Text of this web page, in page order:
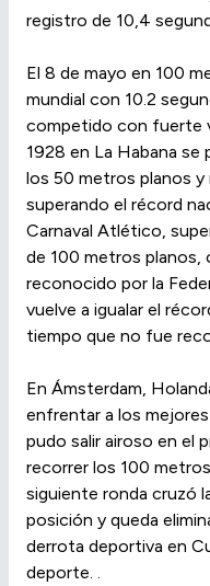
registro de 10,4
El 8 de mayo en 100
mundial con 10.2
competido con fuerte
1928 en La Habana
los 50 metros planos y
superando el récord
Carnaval Atlético,
de 100 metros planos,
reconocido por la
vuelve a igualar el
tiempo que no fue
En Ámsterdam,
enfrentar a los
pudo salir airoso en el
recorrer los 100
siguiente ronda cruzó
posición y queda
derrota deportiva en
deporte. .